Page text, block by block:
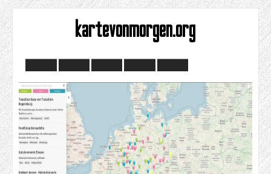
kartevonmorgen.org